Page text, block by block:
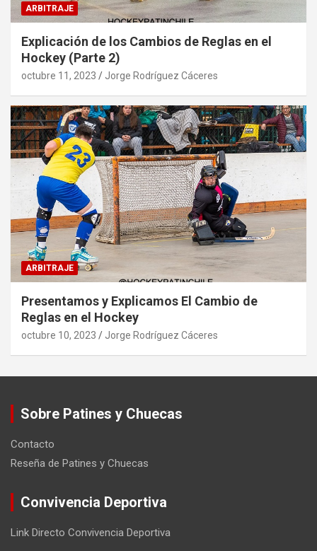
ARBITRAJE
Explicación de los Cambios de Reglas en el
Hockey (Parte 2)
octubre 11, 2023 Jorge Rodríguez Cáceres
ARBITRAJE
Presentamos y Explicamos El Cambio de
Reglas en el Hockey
octubre 10, 2023 Jorge Rodríguez Cáceres
Sobre Patines y Chuecas
Contacto
Reseña de Patines y Chuecas
Convivencia Deportiva
Link Directo Convivencia Deportiva